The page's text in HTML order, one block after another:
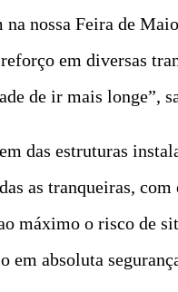
nossa Feira de
em diversas
de ir mais longe”,
das estruturas
as tranqueiras,
o risco de
absoluta